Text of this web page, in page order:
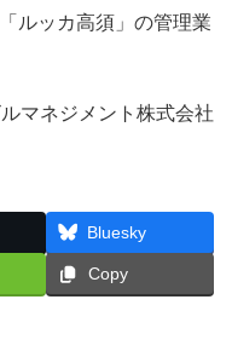
ルッカ高須」の管理業
マネジメント株式会社
Bluesky
Copy